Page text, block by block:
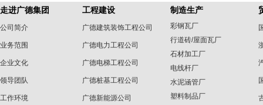
走进广德集团
公司简介
业务范围
企业文化
领导团队
工作环境
工程建设
广德建筑装饰工程公司
广德电力工程公司
广德电梯工程公司
广德桩基工程公司
广德新能源公司
制造生产
彩钢瓦厂
行道砖/屋面瓦厂
石材加工厂
电线杆厂
水泥涵管厂
塑料制品厂